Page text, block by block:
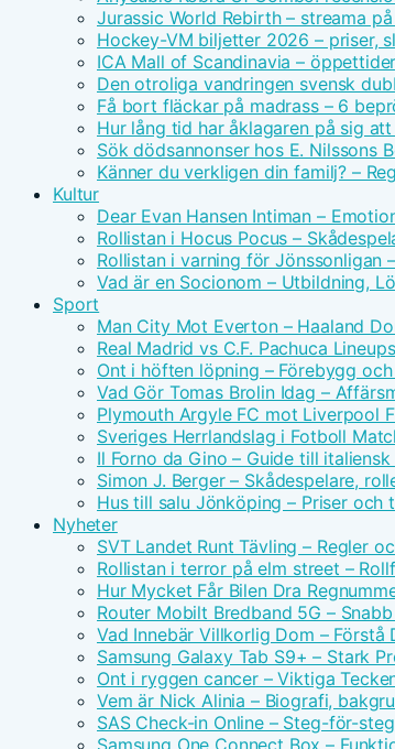
Jurassic World Rebirth – streama
Hockey-VM biljetter 2026 – priser,
ICA Mall of Scandinavia –
Den otroliga vandringen svensk
Få bort fläckar på madrass – 6
Hur lång tid har åklagaren på sig
Sök dödsannonser hos E. Nilssons
Känner du verkligen din familj? –
Kultur
Dear Evan Hansen Intiman –
Rollistan i Hocus Pocus –
Rollistan i varning för Jönssonligan
Vad är en Socionom – Utbildning,
Sport
Man City Mot Everton – Haaland
Real Madrid vs C.F. Pachuca
Ont i höften löpning – Förebygg
Vad Gör Tomas Brolin Idag –
Plymouth Argyle FC mot Liverpool
Sveriges Herrlandslag i Fotboll
Il Forno da Gino – Guide till
Simon J. Berger – Skådespelare,
Hus till salu Jönköping – Priser och
Nyheter
SVT Landet Runt Tävling – Regler
Rollistan i terror på elm street –
Hur Mycket Får Bilen Dra
Router Mobilt Bredband 5G –
Vad Innebär Villkorlig Dom – Förstå
Samsung Galaxy Tab S9+ – Stark
Ont i ryggen cancer – Viktiga
Vem är Nick Alinia – Biografi,
SAS Check-in Online – Steg-för-
Samsung One Connect Box –